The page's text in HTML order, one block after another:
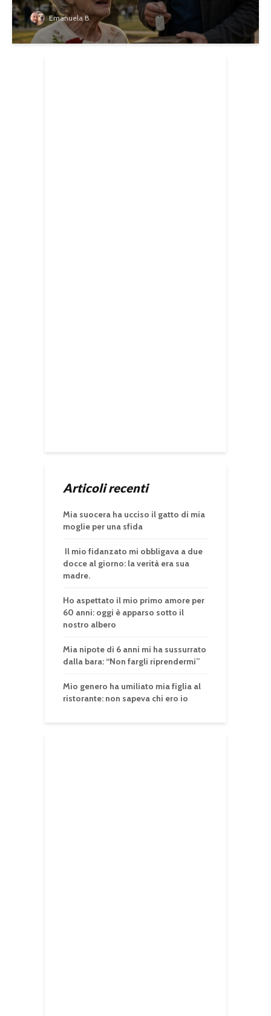
Emanuela B.
Articoli recenti
Mia suocera ha ucciso il gatto di mia
moglie per una sfida
Il mio fidanzato mi obbligava a due
docce al giorno: la verità era sua
madre.
Ho aspettato il mio primo amore per
60 anni: oggi è apparso sotto il
nostro albero
Mia nipote di 6 anni mi ha sussurrato
dalla bara: “Non fargli riprendermi”
Mio genero ha umiliato mia figlia al
ristorante: non sapeva chi ero io